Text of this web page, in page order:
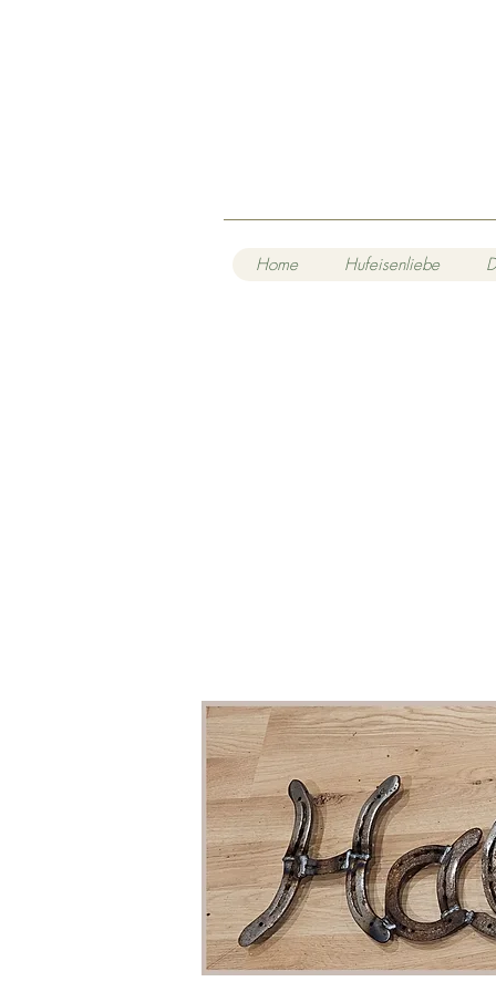
Home Hufeisenliebe